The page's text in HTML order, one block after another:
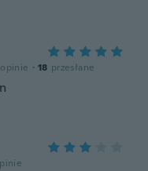
opinie · 18 przesłane